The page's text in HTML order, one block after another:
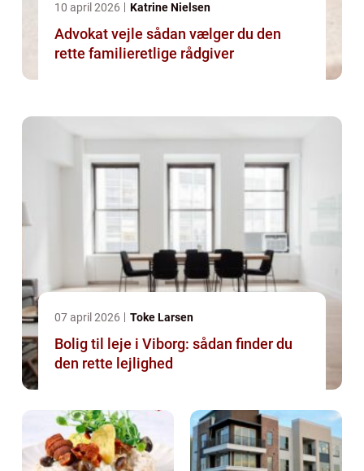
10 april 2026 Katrine Nielsen
Advokat vejle sådan vælger du den
rette familieretlige rådgiver
07 april 2026 Toke Larsen
Bolig til leje i Viborg: sådan finder du
den rette lejlighed